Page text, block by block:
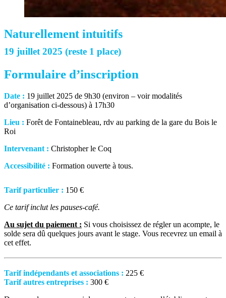
Naturellement intuitifs
19 juillet 2025 (reste 1 place)
Formulaire d’inscription
Date : 19 juillet 2025 de 9h30 (environ – voir modalités
d’organisation ci-dessous) à 17h30
Lieu : Forêt de Fontainebleau, rdv au parking de la gare du Bois le
Roi
Intervenant : Christopher le Coq
Accessibilité : Formation ouverte à tous.
Tarif particulier : 150 €
Ce tarif inclut les pauses-café.
Au sujet du paiement : Si vous choisissez de régler un acompte, le
solde sera dû quelques jours avant le stage. Vous recevrez un email à
cet effet.
Tarif indépendants et associations : 225 €
Tarif autres entreprises : 300 €